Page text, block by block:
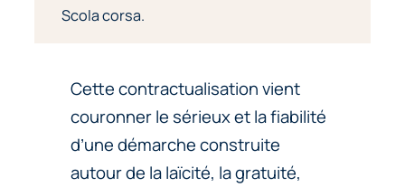
Scola corsa.
Cette contractualisation vient
couronner le sérieux et la fiabilité
d’une démarche construite
autour de la laïcité, la gratuité,